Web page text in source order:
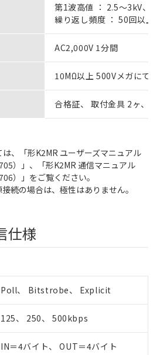
第1波高値 ： 2.5～3kV、
繰り返し頻度 ： 50回以上
AC2,000V 1分間
10MΩ以上 500Vメガにて
合格証、 取付金具 2ヶ、
、「形K2MR ユーザーズマニュアル
）」、「形K2MR 通信マニュアル
）」をご覧ください。
続の場合は、極性はありません。
仕様
Poll、 Bitstrobe、 Explicit
125、 250、 500kbps
IN＝4バイト、 OUT＝4バイト